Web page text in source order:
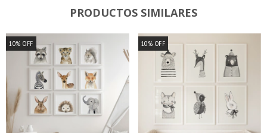
PRODUCTOS SIMILARES
10% OFF 10% OFF